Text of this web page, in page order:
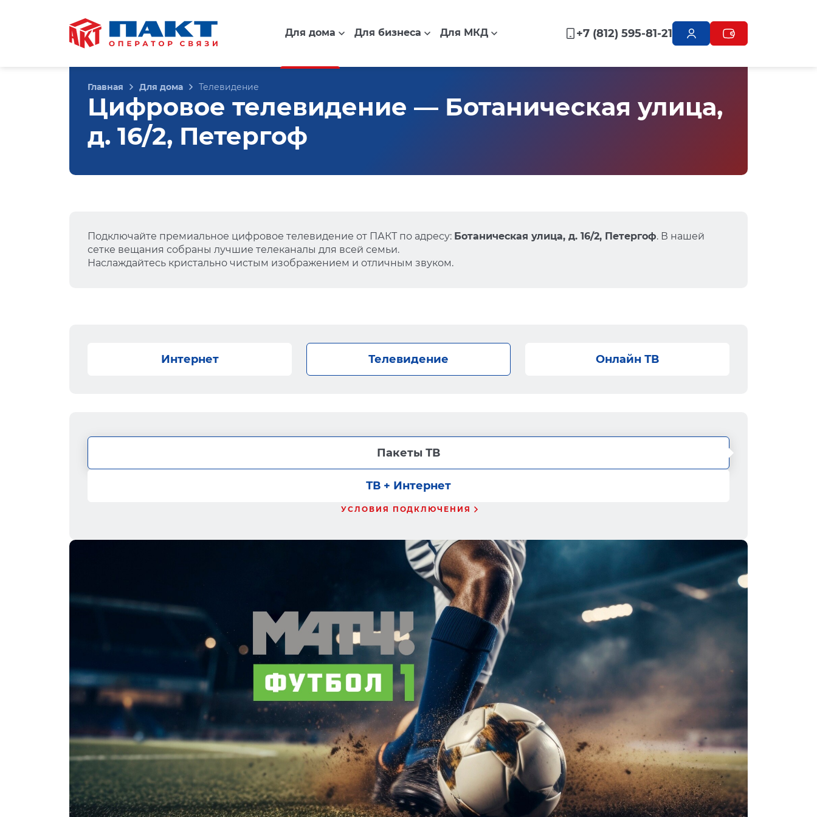
Для дома Для бизнеса Для МКД +7 (812) 595-81-21
Главная Для дома Телевидение
Цифровое телевидение — Ботаническая улица,
д. 16/2, Петергоф
Подключайте премиальное цифровое телевидение от ПАКТ по адресу: Ботаническая улица, д. 16/2, Петергоф. В нашей
сетке вещания собраны лучшие телеканалы для всей семьи.
Наслаждайтесь кристально чистым изображением и отличным звуком.
Интернет Телевидение Онлайн ТВ
Пакеты ТВ
ТВ + Интернет
УСЛОВИЯ ПОДКЛЮЧЕНИЯ